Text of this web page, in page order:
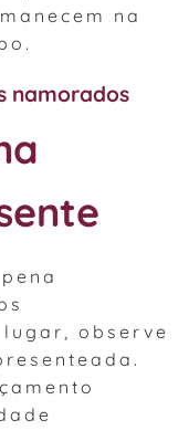
na
namorados
observe